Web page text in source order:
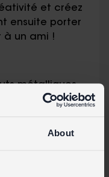
About
et créez
ensuite porter
à un ami !
métalliques
perles
papillons et
nuances de